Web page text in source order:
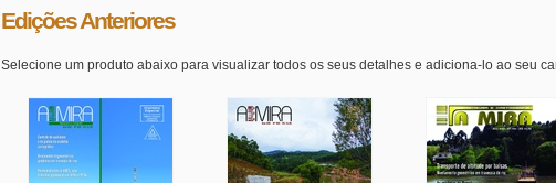
Edições Anteriores
Selecione um produto abaixo para visualizar todos os seus detalhes e adiciona-lo ao seu